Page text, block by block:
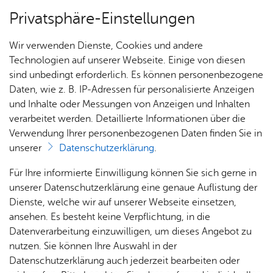
Über­sicht Bür­ger & Stadt
Rat­
haus &
Bür­
ger­
ser­vice
Rat­
häu­ser
Nach­
rich­
ten,
Vi­de­os
& Bil­
der
Me­di­
Jobs
Stel­
len­an­
ge­bo­te
Aus­bil­
dung &
Stu­di­
Bauen
& Um­
welt
Geo­
da­ten
Ge­
sund­
heit &
kum
Bil­dung & Be­treu­ung
Vor­le­sen
Bi­blio­the­ken
Ein riesiges Angebot von Medien für jedes Alter
und für jeden Geschmack – entdecken Sie die
Vielfalt vom Buch bis zu eBook und Datenbanken
in den Bibliotheken und Büchereien im ganzen
Stadtgebiet
Privatsphäre-Einstellungen
Wir verwenden Dienste, Cookies und andere
Technologien auf unserer Webseite. Einige von diesen
sind unbedingt erforderlich. Es können personenbezogene
Daten, wie z. B. IP-Adressen für personalisierte Anzeigen
und Inhalte oder Messungen von Anzeigen und Inhalten
verarbeitet werden. Detaillierte Informationen über die
Verwendung Ihrer personenbezogenen Daten finden Sie in
unserer
Datenschutzerklärung.
Für Ihre informierte Einwilligung können Sie sich gerne in
unserer Datenschutzerklärung eine genaue Auflistung der
Dienste, welche wir auf unserer Webseite einsetzen,
ansehen. Es besteht keine Verpflichtung, in die
Datenverarbeitung einzuwilligen, um dieses Angebot zu
nutzen. Sie können Ihre Auswahl in der
Datenschutzerklärung auch jederzeit bearbeiten oder